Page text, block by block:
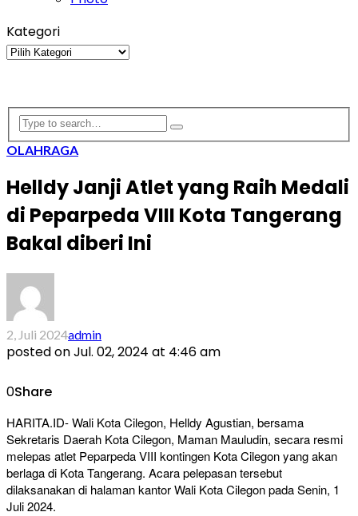
Kategori
Kategori
OLAHRAGA
Helldy Janji Atlet yang Raih Medali
di Peparpeda VIII Kota Tangerang
Bakal diberi Ini
2, Juli 2024admin
posted onJul. 02, 2024 at 4:46 am
0Share
HARITA.ID- Wali Kota Cilegon, Helldy Agustian, bersama
Sekretaris Daerah Kota Cilegon, Maman Mauludin, secara resmi
melepas atlet Peparpeda VIII kontingen Kota Cilegon yang akan
berlaga di Kota Tangerang. Acara pelepasan tersebut
dilaksanakan di halaman kantor Wali Kota Cilegon pada Senin, 1
Juli 2024.